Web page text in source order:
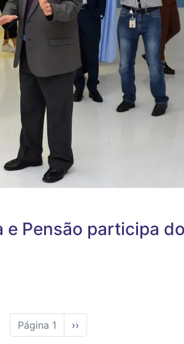
Pensão participa
Página 1
Próxima
página
››